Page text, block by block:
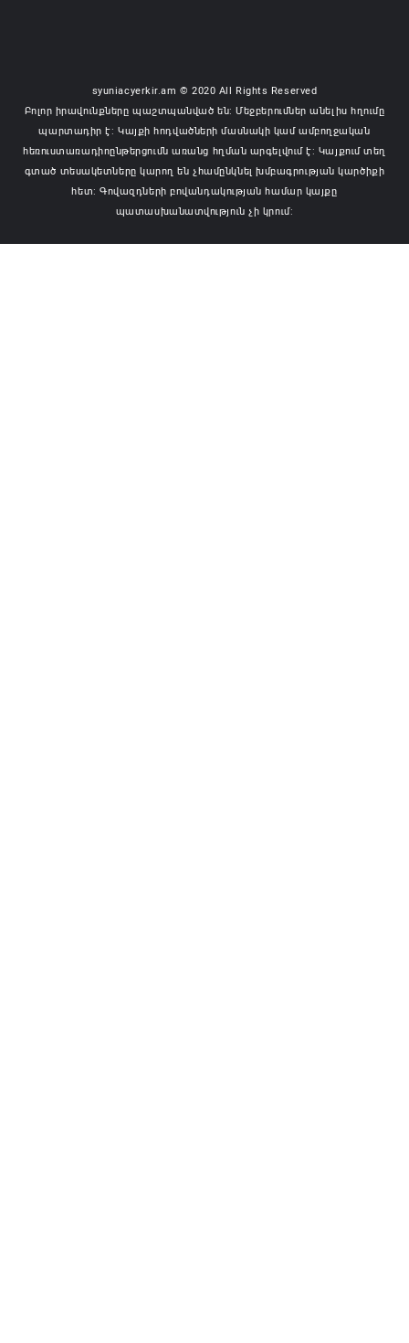
syuniacyerkir.am © 2020 All Rights Reserved
Բոլոր իրավունքները պաշտպանված են: Մեջբերումներ անելիս հղումը
պարտադիր է: Կայքի հոդվածների մասնակի կամ ամբողջական
հեռուստառադիոընթերցումն առանց հղման արգելվում է: Կայքում տեղ
գտած տեսակետները կարող են չհամընկնել խմբագրության կարծիքի
հետ: Գովազդների բովանդակության համար կայքը
պատասխանատվություն չի կրում: